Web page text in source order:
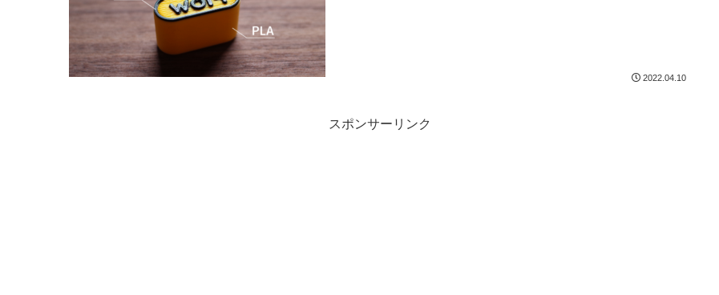
2022.04.10
スポンサーリンク